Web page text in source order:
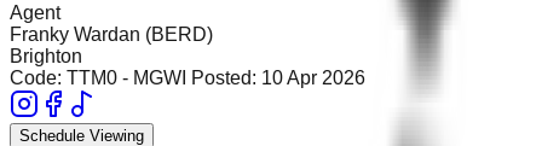
Agent
Franky Wardan (BERD)
Brighton
Code: TTM0 - MGWI Posted: 10 Apr 2026
Schedule Viewing